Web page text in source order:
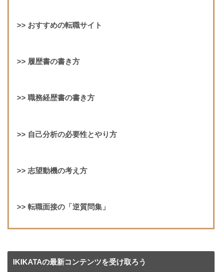
>> おすすめの転職サイト
>>履歴書の書き方
>> 職務経歴書の書き方
>> 自己分析の必要性とやり方
>> 志望動機の考え方
>> 転職面接の「逆質問集」
IKIKATAの最新コンテンツを受け取ろう